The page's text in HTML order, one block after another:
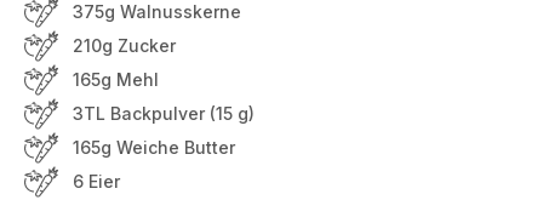
375g Walnusskerne
210g Zucker
165g Mehl
3TL Backpulver (15 g)
165g Weiche Butter
6 Eier